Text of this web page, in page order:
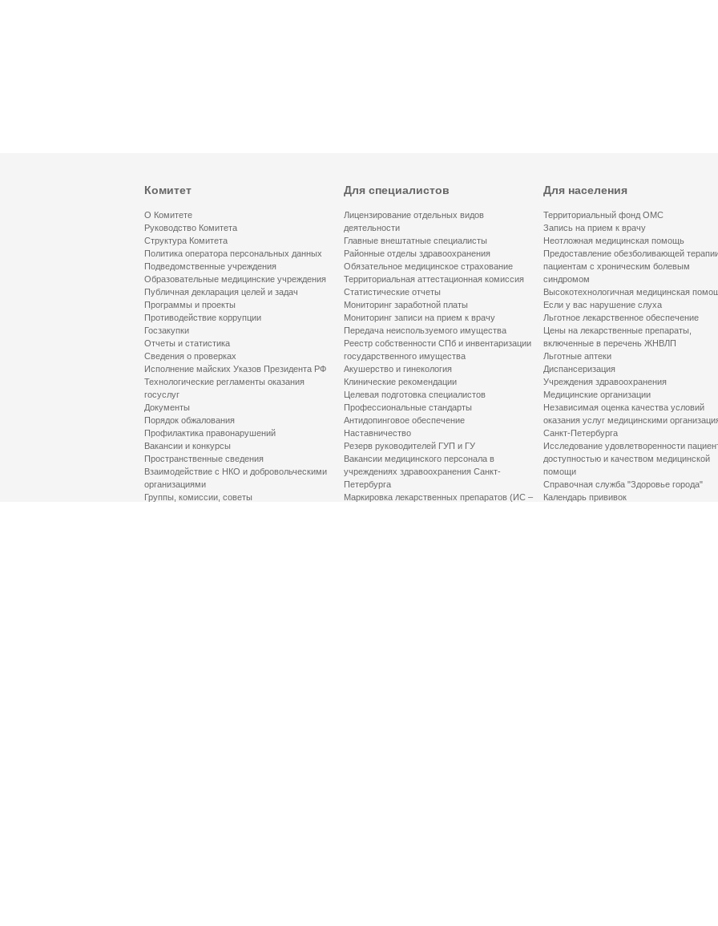
Комитет
О Комитете
Руководство Комитета
Структура Комитета
Политика оператора персональных данных
Подведомственные учреждения
Образовательные медицинские учреждения
Публичная декларация целей и задач
Программы и проекты
Противодействие коррупции
Госзакупки
Отчеты и статистика
Сведения о проверках
Исполнение майских Указов Президента РФ
Технологические регламенты оказания
госуслуг
Документы
Порядок обжалования
Профилактика правонарушений
Вакансии и конкурсы
Пространственные сведения
Взаимодействие с НКО и добровольческими
организациями
Группы, комиссии, советы
Для специалистов
Лицензирование отдельных видов
деятельности
Главные внештатные специалисты
Районные отделы здравоохранения
Обязательное медицинское страхование
Территориальная аттестационная комиссия
Статистические отчеты
Мониторинг заработной платы
Мониторинг записи на прием к врачу
Передача неиспользуемого имущества
Реестр собственности СПб и инвентаризации
государственного имущества
Акушерство и гинекология
Клинические рекомендации
Целевая подготовка специалистов
Профессиональные стандарты
Антидопинговое обеспечение
Наставничество
Резерв руководителей ГУП и ГУ
Вакансии медицинского персонала в
учреждениях здравоохранения Санкт-
Петербурга
Маркировка лекарственных препаратов (ИС –
Для населения
Территориальный фонд ОМС
Запись на прием к врачу
Неотложная медицинская помощь
Предоставление обезболивающей
пациентам с хроническим болевым
синдромом
Высокотехнологичная медицинская
Если у вас нарушение слуха
Льготное лекарственное обеспечение
Цены на лекарственные препараты,
включенные в перечень ЖНВЛП
Льготные аптеки
Диспансеризация
Учреждения здравоохранения
Медицинские организации
Независимая оценка качества условий
оказания услуг медицинскими
Санкт-Петербурга
Исследование удовлетворенности
доступностью и качеством медицинской
помощи
Справочная служба "Здоровье города"
Календарь прививок